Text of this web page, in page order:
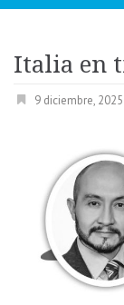
Italia en
9 diciembre, 2025